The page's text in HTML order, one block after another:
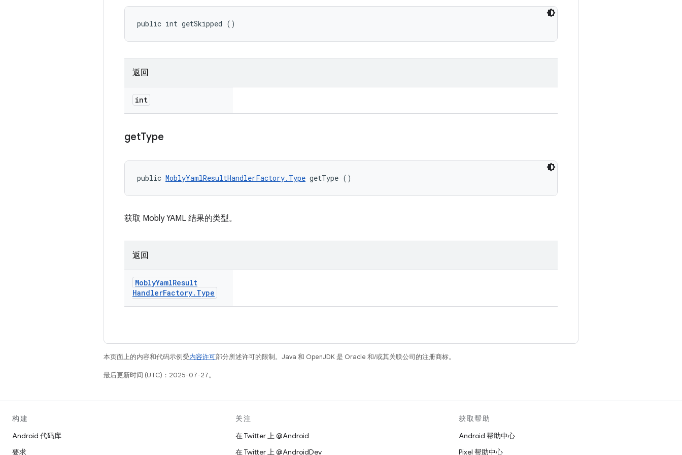
public int getSkipped ()
返回
int
getType
public MoblyYamlResultHandlerFactory.Type getType ()
获取 Mobly YAML 结果的类型。
返回
MoblyYamlResult
HandlerFactory. Type
本页面上的内容和代码示例受内容许可部分所述许可的限制。Java 和 OpenJDK 是 Oracle 和/或其关联公司的注册商标。
最后更新时间 (UTC)：2025-07-27。
构建
Android 代码库
要求
关注
在 Twitter 上 @Android
在 Twitter 上 @AndroidDev
获取帮助
Android 帮助中心
Pixel 帮助中心